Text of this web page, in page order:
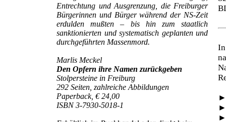
Entrechtung und Ausgrenzung, die Freiburger
Bürgerinnen und Bürger während der NS-Zeit
erdulden mußten – bis hin zum staatlich
sanktionierten und systematisch geplanten und
durchgeführten Massenmord.
Marlis Meckel
Den Opfern ihre Namen zurückgeben
Stolpersteine in Freiburg
292 Seiten, zahlreiche Abbildungen
Paperback, € 24,00
ISBN 3-7930-5018-1